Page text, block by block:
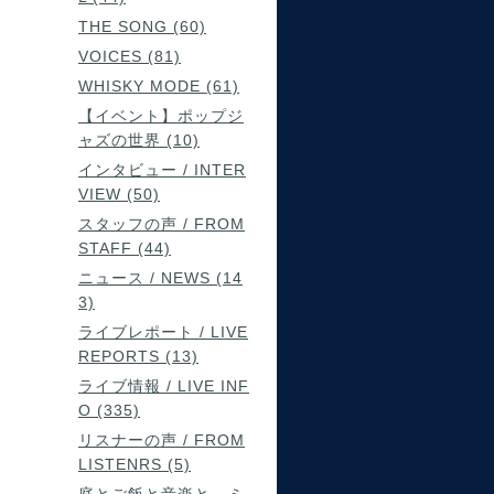
THE SONG (60)
VOICES (81)
WHISKY MODE (61)
【イベント】ポップジ
ャズの世界 (10)
インタビュー / INTER
VIEW (50)
スタッフの声 / FROM
STAFF (44)
ニュース / NEWS (14
3)
ライブレポート / LIVE
REPORTS (13)
ライブ情報 / LIVE INF
O (335)
リスナーの声 / FROM
LISTENRS (5)